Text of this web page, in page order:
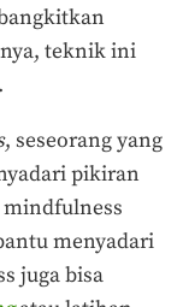
teknik ini
, seseorang yang
pikiran
menyadari
juga bisa